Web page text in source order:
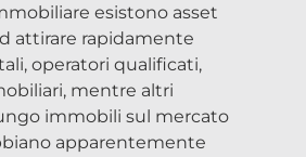
esistono asset
attirare rapidamente
operatori qualificati,
mentre altri
immobili sul mercato
apparentemente